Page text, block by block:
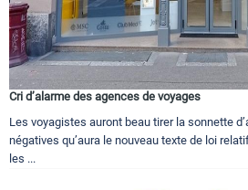
Cri d’alarme des agences de voyages
Les voyagistes auront beau tirer la sonnette
négatives qu’aura le nouveau texte de loi
les ...